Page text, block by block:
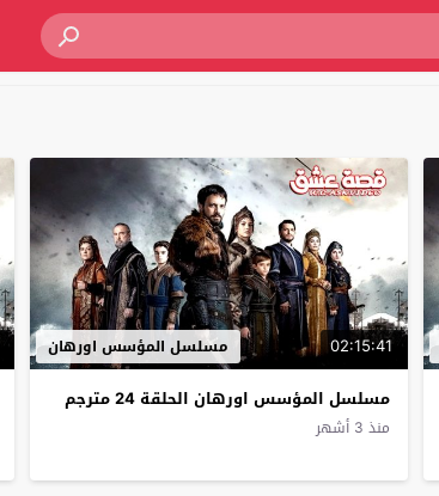
02:15:41 مسلسل المؤسس اورهان
مسلسل المؤسس اورهان الحلقة 24 مترجم
منذ 3 أشهر